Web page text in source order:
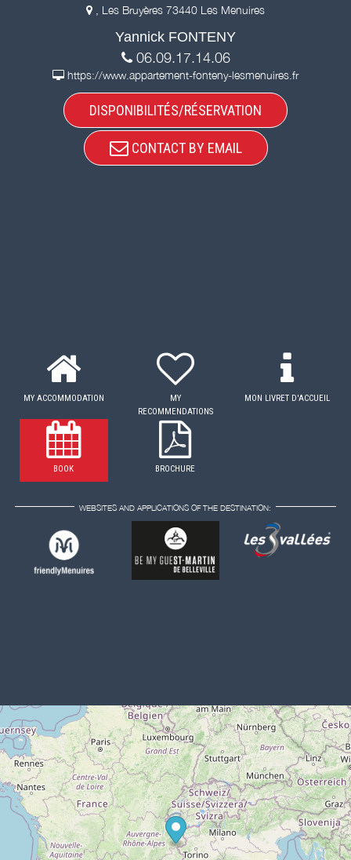
, Les Bruyères 73440 Les Menuires
Yannick FONTENY
06.09.17.14.06
https://www.appartement-fonteny-lesmenuires.fr
DISPONIBILITÉS/RÉSERVATION
CONTACT BY EMAIL
MY ACCOMMODATION
MY
RECOMMENDATIONS
MON LIVRET D'ACCUEIL
BOOK BROCHURE
WEBSITES AND APPLICATIONS OF THE DESTINATION: